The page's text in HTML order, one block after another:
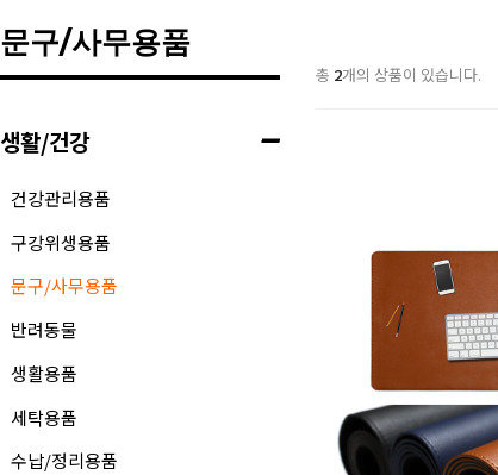
문구/사무용품
생활/건강
건강관리용품
구강위생용품
문구/사무용품
반려동물
생활용품
세탁용품
수납/정리용품
총 2개의 상품이 있습니다.